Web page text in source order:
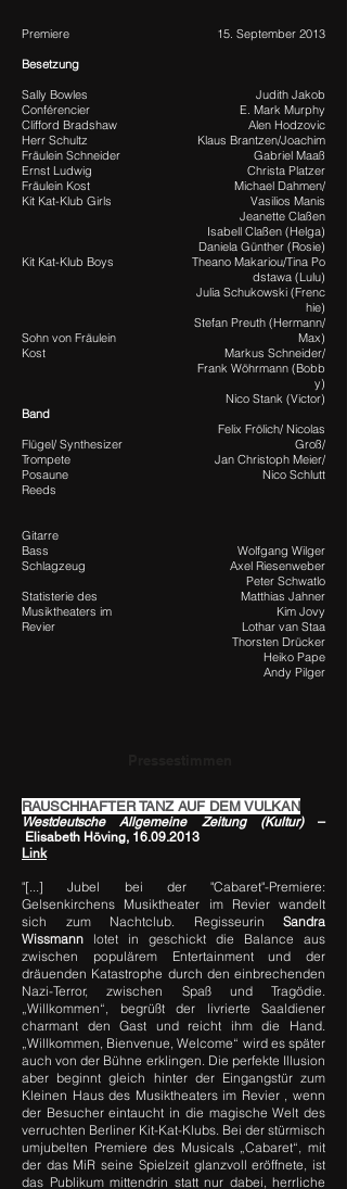
Premiere
Besetzung
Sally Bowles
Conférencier
Clifford Bradshaw
Herr Schultz
Fräulein Schneider
Ernst Ludwig
Fräulein Kost
Kit Kat-Klub Girls
Kit Kat-Klub Boys
Sohn von Fräulein
Kost
Band
Flügel/ Synthesizer
Trompete
Posaune
Reeds
Gitarre
Bass
Schlagzeug
Statisterie des
Musiktheaters im
Revier
15. September 2013
Judith Jakob
E. Mark Murphy
Alen Hodzovic
Klaus Brantzen/Joachim
Gabriel Maaß
Christa Platzer
Michael Dahmen/
Vasilios Manis
Jeanette Claßen
Isabell Claßen (Helga)
Daniela Günther (Rosie)
Theano Makariou/Tina Po
dstawa (Lulu)
Julia Schukowski (Frenc
hie)
Stefan Preuth (Hermann/
Max)
Markus Schneider/
Frank Wöhrmann (Bobb
y)
Nico Stank (Victor)
Felix Frölich/ Nicolas
Groß/
Jan Christoph Meier/
Nico Schlutt
Wolfgang Wilger
Axel Riesenweber
Peter Schwatlo
Matthias Jahner
Kim Jovy
Lothar van Staa
Thorsten Drücker
Heiko Pape
Andy Pilger
RAUSCHHAFTER TANZ AUF DEM VULKAN
Westdeutsche Allgemeine Zeitung (Kultur) –
Elisabeth Höving, 16.09.2013
Link
"[...] Jubel bei der "Cabaret"-Premiere:
Gelsenkirchens Musiktheater im Revier wandelt
sich zum Nachtclub. Regisseurin Sandra
Wissmann lotet in geschickt die Balance aus
zwischen populärem Entertainment und der
dräuenden Katastrophe durch den einbrechenden
Nazi-Terror, zwischen Spaß und Tragödie.
„Willkommen“, begrüßt der livrierte Saaldiener
charmant den Gast und reicht ihm die Hand.
„Willkommen, Bienvenue, Welcome“ wird es später
auch von der Bühne erklingen. Die perfekte Illusion
aber beginnt gleich hinter der Eingangstür zum
Kleinen Haus des Musiktheaters im Revier , wenn
der Besucher eintaucht in die magische Welt des
verruchten Berliner Kit-Kat-Klubs. Bei der stürmisch
umjubelten Premiere des Musicals „Cabaret“, mit
der das MiR seine Spielzeit glanzvoll eröffnete, ist
das Publikum mittendrin statt nur dabei, herrliche